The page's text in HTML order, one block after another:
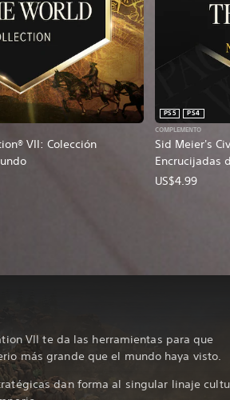
VII: Colección
Sid Meier's
Encrucijadas
PS5
PS4
COMPLEMENTO
US$4.99
VII te da las herramientas para que
más grande que el mundo haya visto.
dan forma al singular linaje